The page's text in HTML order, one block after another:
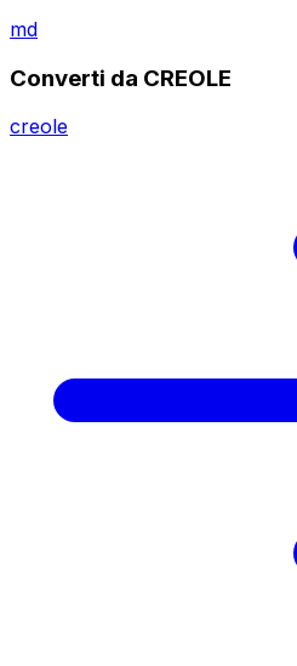
md
Converti da CREOLE
creole